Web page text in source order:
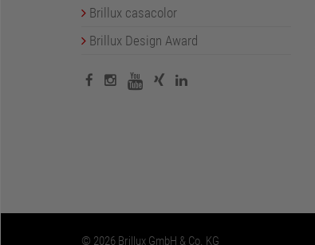
Brillux casacolor
Brillux Design Award
© 2026 Brillux GmbH & Co. KG